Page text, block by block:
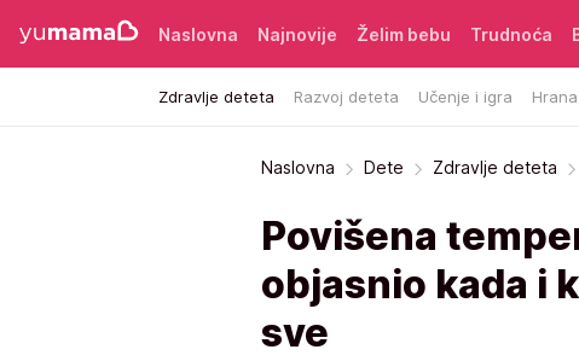
Naslovna Najnovije Želim bebu Trudnoća
Zdravlje deteta Razvoj deteta Učenje i igra
Naslovna Dete Zdravlje deteta
Povišena
objasnio kada i
sve